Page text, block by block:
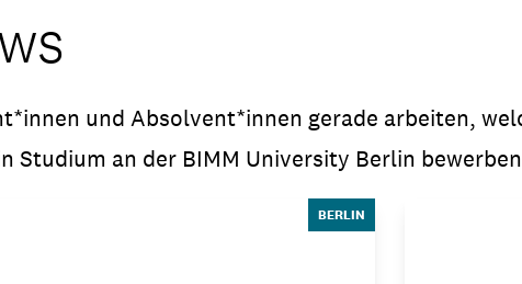
Bewerbungsprozess
Studiengebühren
Studentenleben
und Absolvent*innen gerade arbeiten,
an der BIMM University Berlin
BERLIN